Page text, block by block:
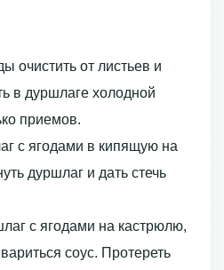
очистить от листьев и
в дуршлаге холодной
приемов.
с ягодами в кипящую на
дуршлаг и дать стечь
с ягодами на кастрюлю,
соус. Протереть